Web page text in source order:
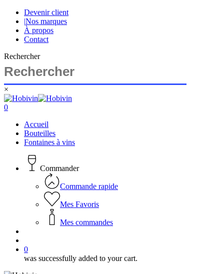
Skip
main
content
Devenir client
|Nos marques
À propos
Contact
Rechercher
×
Close
Search
search
account
0
Accueil
Bouteilles
Fontaines à vins
Commander
Commande rapide
Mes Favoris
Mes commandes
0
was successfully added to your cart.